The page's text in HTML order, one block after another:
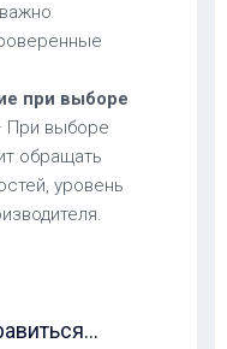
при выборе
При выборе
обращать
уровень